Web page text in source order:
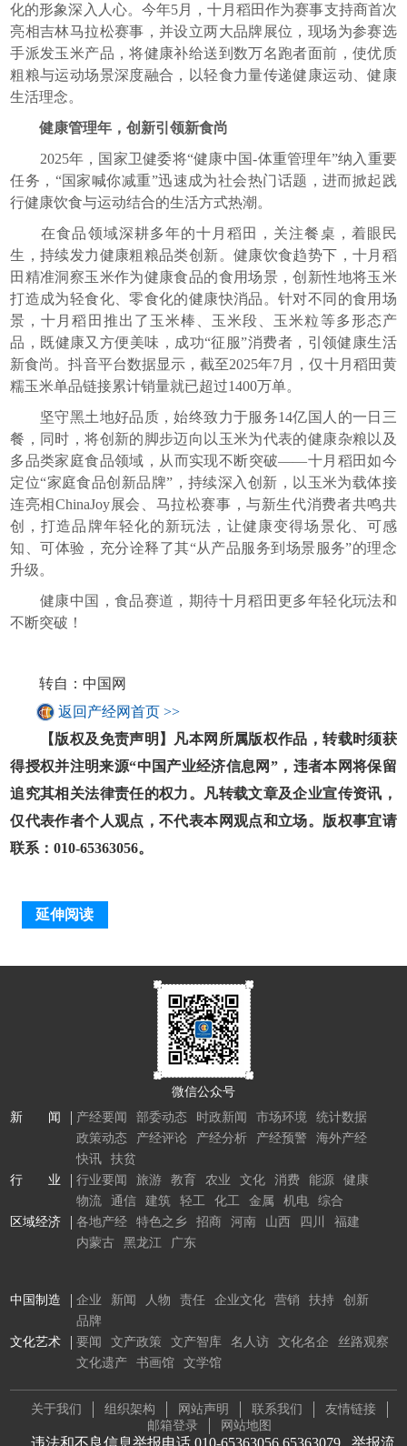
化的形象深入人心。今年5月，十月稻田作为赛事支持商首次
亮相吉林马拉松赛事，并设立两大品牌展位，现场为参赛选
手派发玉米产品，将健康补给送到数万名跑者面前，使优质
粗粮与运动场景深度融合，以轻食力量传递健康运动、健康
生活理念。
健康管理年，创新引领新食尚
2025年，国家卫健委将“健康中国-体重管理年”纳入重要
任务，“国家喊你减重”迅速成为社会热门话题，进而掀起践
行健康饮食与运动结合的生活方式热潮。
在食品领域深耕多年的十月稻田，关注餐桌，着眼民
生，持续发力健康粗粮品类创新。健康饮食趋势下，十月稻
田精准洞察玉米作为健康食品的食用场景，创新性地将玉米
打造成为轻食化、零食化的健康快消品。针对不同的食用场
景，十月稻田推出了玉米棒、玉米段、玉米粒等多形态产
品，既健康又方便美味，成功“征服”消费者，引领健康生活
新食尚。抖音平台数据显示，截至2025年7月，仅十月稻田黄
糯玉米单品链接累计销量就已超过1400万单。
坚守黑土地好品质，始终致力于服务14亿国人的一日三
餐，同时，将创新的脚步迈向以玉米为代表的健康杂粮以及
多品类家庭食品领域，从而实现不断突破——十月稻田如今
定位“家庭食品创新品牌”，持续深入创新，以玉米为载体接
连亮相ChinaJoy展会、马拉松赛事，与新生代消费者共鸣共
创，打造品牌年轻化的新玩法，让健康变得场景化、可感
知、可体验，充分诠释了其“从产品服务到场景服务”的理念
升级。
健康中国，食品赛道，期待十月稻田更多年轻化玩法和
不断突破！
转自：中国网
返回产经网首页 >>
【版权及免责声明】凡本网所属版权作品，转载时须获
得授权并注明来源“中国产业经济信息网”，违者本网将保留
追究其相关法律责任的权力。凡转载文章及企业宣传资讯，
仅代表作者个人观点，不代表本网观点和立场。版权事宜请
联系：010-65363056。
延伸阅读
微信公众号
新 闻
产经要闻 部委动态 时政新闻 市场环境
统计数据
政策动态
产经评论 产经分析 产经预警
海外产经
快讯
扶贫
行 业
行业要闻 旅游 教育 农业 文化 消费 能源
健康
物流
通信 建筑 轻工 化工 金属 机电
综合
区域经济
各地产经 特色之乡 招商 河南 山西 四川
福建
内蒙古
黑龙江 广东
中国制造 企业 新闻 人物 责任 企业文化 营销 扶持
创新
品牌
文化艺术
要闻 文产政策 文产智库 名人访 文化名企
丝路观察
文化遗产
书画馆 文学馆
关于我们 组织架构 网站声明 联系我们
友情链接
邮箱登录
网站地图
违法和不良信息举报电话 010-65363056 65363079 举报流